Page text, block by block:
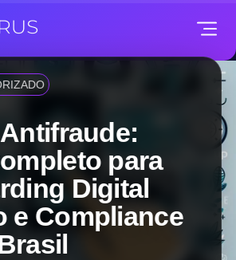
para
Digital
e Compliance